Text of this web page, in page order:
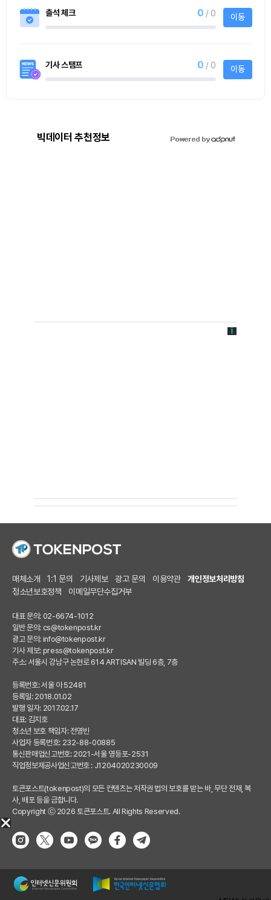
출석 체크 0 / 0 이동
기사 스탬프 0 / 0 이동
빅데이터 추천정보
매체소개 1:1 문의 기사제보 광고 문의 이용약관
개인정보처리방침
청소년보호정책
이메일무단수집거부
대표 문의: 02-6674-1012
일반 문의: cs@tokenpost.kr
광고 문의: info@tokenpost.kr
기사 제보: press@tokenpost.kr
주소: 서울시 강남구 논현로 614 ARTISAN 빌딩 6층, 7층
등록번호: 서울 아 52481
등록일: 2018.01.02
발행 일자: 2017.02.17
대표: 김지호
청소년 보호 책임자: 전영빈
사업자 등록번호: 232-88-00885
통신판매업신고번호: 2021-서울 영등포-2531
직업정보제공사업신고번호 : J1204020230009
토큰포스트(tokenpost)의 모든 컨텐츠는 저작권 법의 보호를 받는 바, 무단 전재, 복
사, 배포 등을 금합니다.
Copyright ⓒ 2026 토큰포스트. All Rights Reserved.